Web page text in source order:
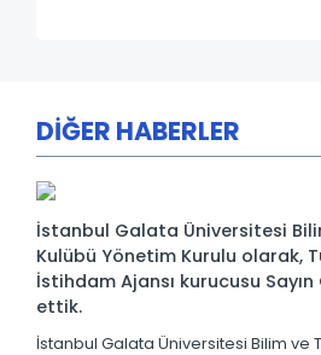
DİĞER HABERLER
İstanbul Galata Üniversitesi
Kulübü Yönetim Kurulu olarak,
İstihdam Ajansı kurucusu Sayın
ettik.
İstanbul Galata Üniversitesi Bilim ve